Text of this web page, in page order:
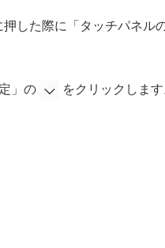
した際に「タッチパネル
」の をクリックします